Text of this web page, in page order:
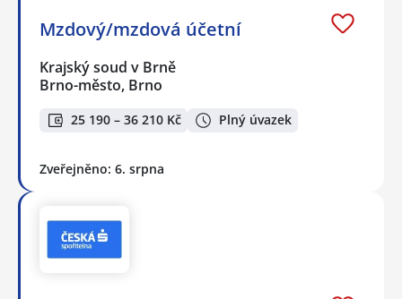
Mzdový/mzdová účetní
Krajský soud v Brně
Brno-město, Brno
25 190 – 36 210 Kč Plný úvazek
Zveřejněno: 6. srpna